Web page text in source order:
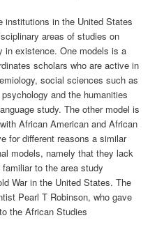
institutions in the United States
areas of studies on
in existence. One models is a
scholars who are active in
social sciences such as
and the humanities
study. The other model is
African American and African
for different reasons a similar
models, namely that they lack
to the area study
War in the United States. The
Pearl T Robinson, who gave
the African Studies